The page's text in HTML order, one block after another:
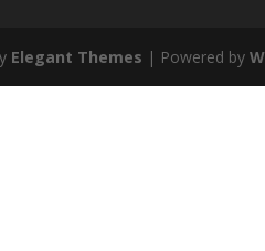
Elegant Themes | Powered by